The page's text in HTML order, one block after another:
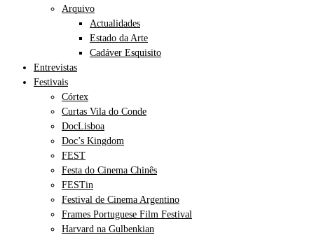
Arquivo
Actualidades
Estado da Arte
Cadáver Esquisito
Entrevistas
Festivais
Córtex
Curtas Vila do Conde
DocLisboa
Doc’s Kingdom
FEST
Festa do Cinema Chinês
FESTin
Festival de Cinema Argentino
Frames Portuguese Film Festival
Harvard na Gulbenkian